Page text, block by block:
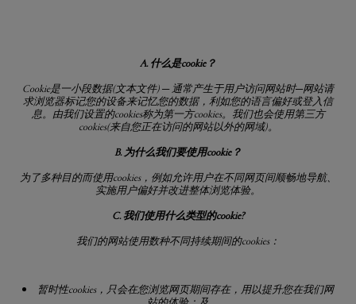
A. 什么是cookie？
Cookie是一小段数据(文本文件)─ 通常产生于用户访问网站时─网站请
求浏览器标记您的设备来记忆您的数据，利如您的语言偏好或登入信
息。由我们设置的cookies称为第一方cookies。我们也会使用第三方
cookies(来自您正在访问的网站以外的网域)。
B. 为什么我们要使用cookie？
为了多种目的而使用cookies，例如允许用户在不同网页间顺畅地导航、
实施用户偏好并改进整体浏览体验。
C. 我们使用什么类型的cookie?
我们的网站使用数种不同持续期间的cookies：
暂时性cookies，只会在您浏览网页期间存在，用以提升您在我们网